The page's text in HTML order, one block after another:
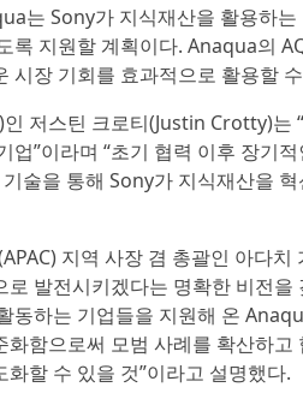
는 Sony가 지식재산을 활용하
록 지원할 계획이다. Anaqua의
시장 기회를 효과적으로 활용할
저스틴 크로티(Justin Crotty)
업”이라며 “초기 협력 이후 장기
술을 통해 Sony가 지식재산을
지역 사장 겸 총괄인 아다
발전시키겠다는 명확한 비전
동하는 기업들을 지원해 온
함으로써 모범 사례를 확산하
할 수 있을 것”이라고 설명했다.